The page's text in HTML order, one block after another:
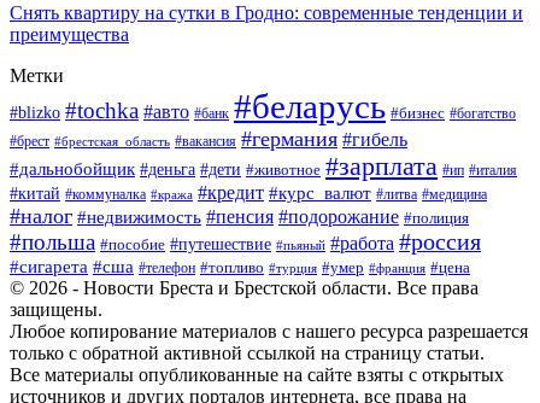
Снять квартиру на сутки в Гродно: современные тенденции и
преимущества
Метки
#blizko #tochka #авто #банк #беларусь #бизнес #богатство
#брест #брестская_область #вакансия #германия #гибель
#дальнобойщик #деньга #дети #животное #зарплата #ип #италия
#китай #коммуналка #кража #кредит #курс_валют #литва #медицина
#налог #недвижимость #пенсия #подорожание #полиция
#польша #пособие #путешествие #пьяный #работа #россия
#сигарета #сша #телефон #топливо #турция #умер #франция #цена
© 2026 - Новости Бреста и Брестской области. Все права
защищены.
Любое копирование материалов с нашего ресурса разрешается
только с обратной активной ссылкой на страницу статьи.
Все материалы опубликованные на сайте взяты с открытых
источников и других порталов интернета, все права на